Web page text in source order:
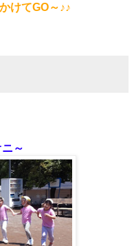
けてGO～♪♪
～